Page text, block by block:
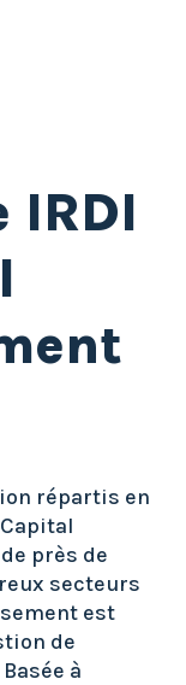
IRDI
répartis en
près de
secteurs
est
de
à